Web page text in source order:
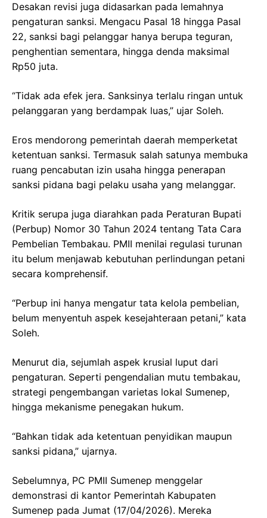
Desakan revisi juga didasarkan pada lemahnya
pengaturan sanksi. Mengacu Pasal 18 hingga Pasal
22, sanksi bagi pelanggar hanya berupa teguran,
penghentian sementara, hingga denda maksimal
Rp50 juta.
“Tidak ada efek jera. Sanksinya terlalu ringan untuk
pelanggaran yang berdampak luas,” ujar Soleh.
Eros mendorong pemerintah daerah memperketat
ketentuan sanksi. Termasuk salah satunya membuka
ruang pencabutan izin usaha hingga penerapan
sanksi pidana bagi pelaku usaha yang melanggar.
Kritik serupa juga diarahkan pada Peraturan Bupati
(Perbup) Nomor 30 Tahun 2024 tentang Tata Cara
Pembelian Tembakau. PMII menilai regulasi turunan
itu belum menjawab kebutuhan perlindungan petani
secara komprehensif.
“Perbup ini hanya mengatur tata kelola pembelian,
belum menyentuh aspek kesejahteraan petani,” kata
Soleh.
Menurut dia, sejumlah aspek krusial luput dari
pengaturan. Seperti pengendalian mutu tembakau,
strategi pengembangan varietas lokal Sumenep,
hingga mekanisme penegakan hukum.
“Bahkan tidak ada ketentuan penyidikan maupun
sanksi pidana,” ujarnya.
Sebelumnya, PC PMII Sumenep menggelar
demonstrasi di kantor Pemerintah Kabupaten
Sumenep pada Jumat (17/04/2026). Mereka